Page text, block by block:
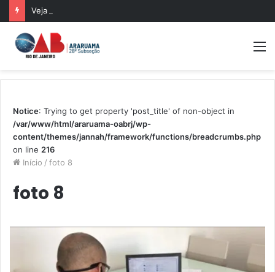
Notice: Trying to get property 'post_title' of non-object in
/var/www/html/araruama-oabrj/wp-
content/themes/jannah/framework/functions/breadcrumbs.php
on line 216
Início / foto 8
foto 8